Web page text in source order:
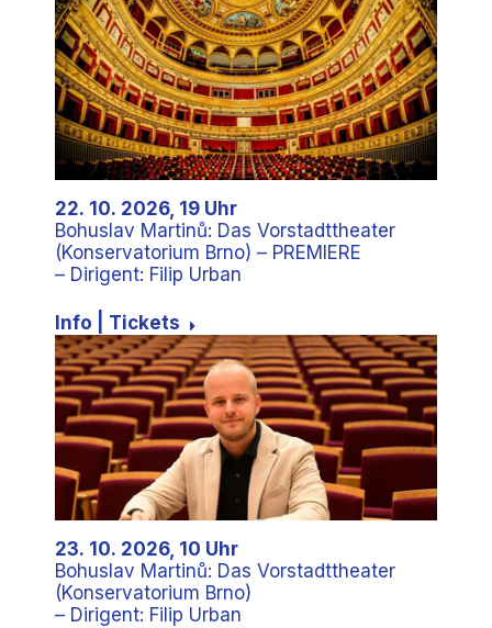
22. 10. 2026, 19 Uhr
Bohuslav Martinů: Das Vorstadttheater
(Konservatorium Brno) – PREMIERE
– Dirigent: Filip Urban
Info | Tickets
23. 10. 2026, 10 Uhr
Bohuslav Martinů: Das Vorstadttheater
(Konservatorium Brno)
– Dirigent: Filip Urban